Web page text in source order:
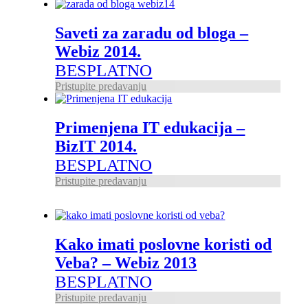
Saveti za zaradu od bloga –
Webiz 2014.
BESPLATNO
Pristupite predavanju
Primenjena IT edukacija –
BizIT 2014.
BESPLATNO
Pristupite predavanju
Kako imati poslovne koristi od
Veba? – Webiz 2013
BESPLATNO
Pristupite predavanju